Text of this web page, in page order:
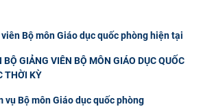
Bộ môn Giáo dục quốc phòng hiện tại
GIẢNG VIÊN BỘ MÔN GIÁO DỤC QUỐC
THỜI KỲ
vụ Bộ môn Giáo dục quốc phòng